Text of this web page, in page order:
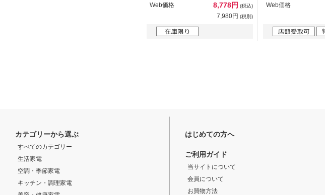
Web価格 8,778円 (税込)
7,980円 (税別)
Web価格
カテゴリーから選ぶ
すべてのカテゴリー
生活家電
空調・季節家電
キッチン・調理家電
はじめての方へ
ご利用ガイド
当サイトについて
会員について
お買物方法